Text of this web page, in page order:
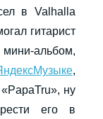
в Valhalla
гитарист
альбом,
,
ну
его в